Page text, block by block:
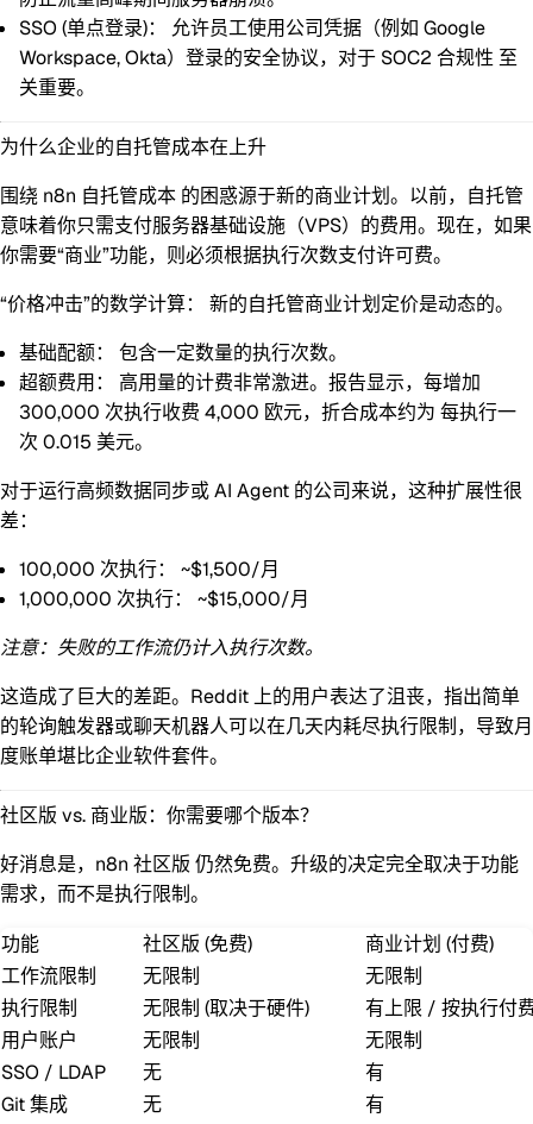
SSO (单点登录)：
允许员工使用公司凭据（例如 Google
Workspace, Okta）登录的安全协议，对于 SOC2 合规性 至
关重要。
为什么企业的自托管成本在上升
围绕 n8n 自托管成本 的困惑源于新的商业计划。以前，自托管
意味着你只需支付服务器基础设施（VPS）的费用。现在，如果
你需要“商业”功能，则必须根据执行次数支付许可费。
“价格冲击”的数学计算：
新的自托管商业计划定价是动态的。
基础配额：
包含一定数量的执行次数。
超额费用：
高用量的计费非常激进。报告显示，每增加
300,000 次执行收费 4,000 欧元，折合成本约为 每执行一
次 0.015 美元。
对于运行高频数据同步或 AI Agent 的公司来说，这种扩展性很
差：
100,000 次执行：
~$1,500/月
1,000,000 次执行：
~$15,000/月
注意：失败的工作流仍计入执行次数。
这造成了巨大的差距。Reddit 上的用户表达了沮丧，指出简单
的轮询触发器或聊天机器人可以在几天内耗尽执行限制，导致月
度账单堪比企业软件套件。
社区版 vs. 商业版：你需要哪个版本？
好消息是， n8n 社区版 仍然免费。升级的决定完全取决于功能
需求，而不是执行限制。
功能
社区版 (免费)
商业计划 (付费)
工作流限制
无限制
无限制
执行限制
无限制 (取决于硬件)
有上限 / 按执行付
用户账户
无限制
无限制
SSO / LDAP
无
有
Git 集成
无
有